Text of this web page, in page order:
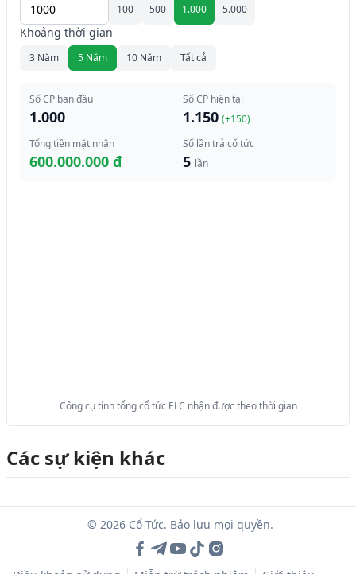
100 500 1.000 5.000
Khoảng thời gian
3 Năm 5 Năm 10 Năm Tất cả
Số CP ban đầu
1.000
Số CP hiện tại
1.150 (+150)
Tổng tiền mặt nhận
600.000.000 đ
Số lần trả cổ tức
5 lần
Công cụ tính tổng cổ tức ELC nhận được theo thời gian
Các sự kiện khác
© 2026 Cổ Tức. Bảo lưu mọi quyền.